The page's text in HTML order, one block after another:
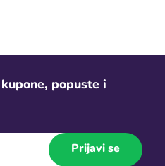
popuste i
Prijavi se